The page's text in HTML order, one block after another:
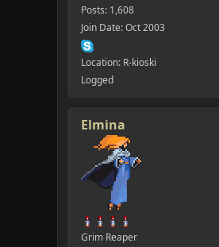
Posts: 1,608
Join Date: Oct 2003
Location: R-kioski
Logged
Elmina
Grim Reaper